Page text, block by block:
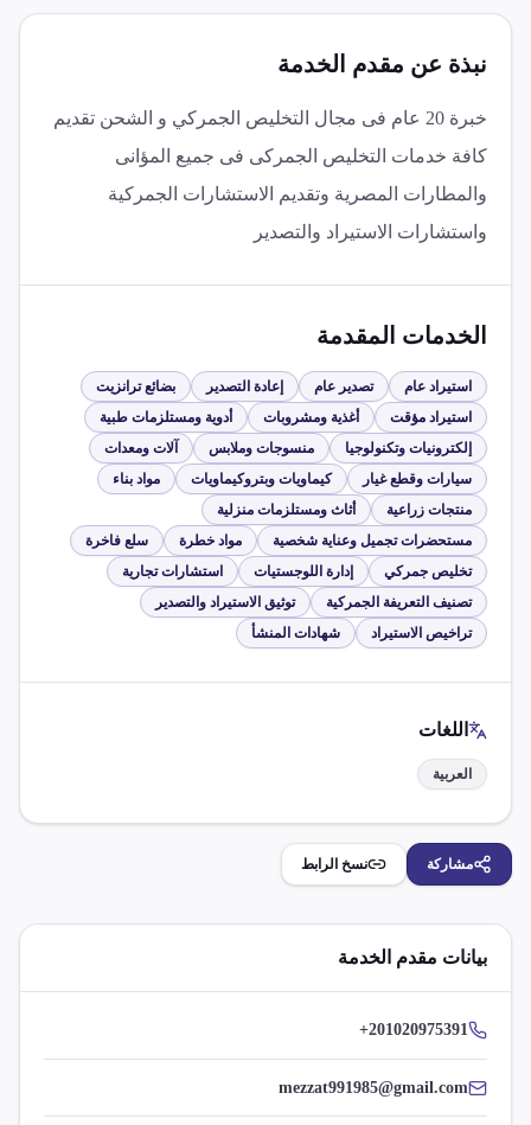
نبذة عن مقدم الخدمة
خبرة 20 عام فى مجال التخليص الجمركي و الشحن تقديم
كافة خدمات التخليص الجمركى فى جميع المؤانى
والمطارات المصرية وتقديم الاستشارات الجمركية
واستشارات الاستيراد والتصدير
الخدمات المقدمة
استيراد عام تصدير عام إعادة التصدير
بضائع ترانزيت
استيراد مؤقت
أغذية ومشروبات
أدوية ومستلزمات طبية
إلكترونيات وتكنولوجيا
منسوجات وملابس
آلات ومعدات
سيارات وقطع غيار
كيماويات وبتروكيماويات
مواد بناء
منتجات زراعية
أثاث ومستلزمات منزلية
مستحضرات تجميل وعناية شخصية
مواد خطرة
سلع فاخرة
تخليص جمركي
إدارة اللوجستيات
استشارات تجارية
تصنيف التعريفة الجمركية
توثيق الاستيراد والتصدير
تراخيص الاستيراد
شهادات المنشأ
اللغات
العربية
مشاركة نسخ الرابط
بيانات مقدم الخدمة
+201020975391
mezzat991985@gmail.com